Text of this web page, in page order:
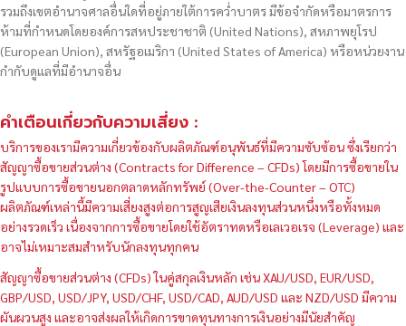
รวมถึงเขตอำนาจศาลอื่นใดที่อยู่ภายใต้การคว่ำบาตร มีข้อจำกัดหรือมาตรการ
ห้ามที่กำหนดโดยองค์การสหประชาชาติ (United Nations), สหภาพยุโรป
(European Union), สหรัฐอเมริกา (United States of America) หรือหน่วยงาน
กำกับดูแลที่มีอำนาจอื่น
คำเตือนเกี่ยวกับความเสี่ยง :
บริการของเรามีความเกี่ยวข้องกับผลิตภัณฑ์อนุพันธ์ที่มีความซับซ้อน ซึ่งเรียกว่า
สัญญาซื้อขายส่วนต่าง (Contracts for Difference – CFDs) โดยมีการซื้อขายใน
รูปแบบการซื้อขายนอกตลาดหลักทรัพย์ (Over-the-Counter – OTC)
ผลิตภัณฑ์เหล่านี้มีความเสี่ยงสูงต่อการสูญเสียเงินลงทุนส่วนหนึ่งหรือทั้งหมด
อย่างรวดเร็ว เนื่องจากการซื้อขายโดยใช้อัตราทดหรือเลเวอเรจ (Leverage) และ
อาจไม่เหมาะสมสำหรับนักลงทุนทุกคน
สัญญาซื้อขายส่วนต่าง (CFDs) ในคู่สกุลเงินหลัก เช่น XAU/USD, EUR/USD,
GBP/USD, USD/JPY, USD/CHF, USD/CAD, AUD/USD และ NZD/USD มีความ
ผันผวนสูง และอาจส่งผลให้เกิดการขาดทุนทางการเงินอย่างมีนัยสำคัญ